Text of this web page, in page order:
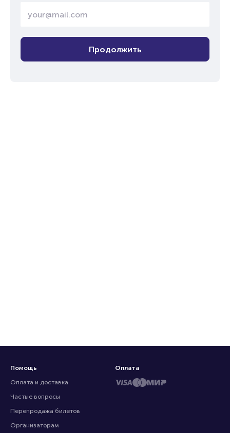
Продолжить
Помощь
Оплата и доставка
Частые вопросы
Перепродажа билетов
Организаторам
Оплата